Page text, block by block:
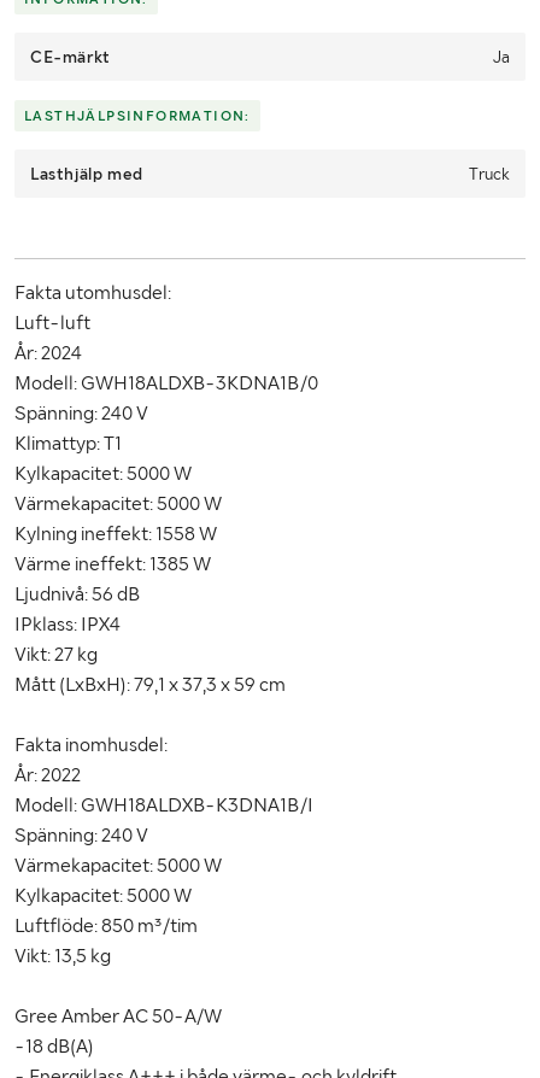
CE-märkt Ja
LASTHJÄLPSINFORMATION:
Lasthjälp med Truck
Fakta utomhusdel:
Luft-luft
År: 2024
Modell: GWH18ALDXB-3KDNA1B/0
Spänning: 240 V
Klimattyp: T1
Kylkapacitet: 5000 W
Värmekapacitet: 5000 W
Kylning ineffekt: 1558 W
Värme ineffekt: 1385 W
Ljudnivå: 56 dB
IPklass: IPX4
Vikt: 27 kg
Mått (LxBxH): 79,1 x 37,3 x 59 cm
Fakta inomhusdel:
År: 2022
Modell: GWH18ALDXB-K3DNA1B/I
Spänning: 240 V
Värmekapacitet: 5000 W
Kylkapacitet: 5000 W
Luftflöde: 850 m³/tim
Vikt: 13,5 kg
Gree Amber AC 50-A/W
-18 dB(A)